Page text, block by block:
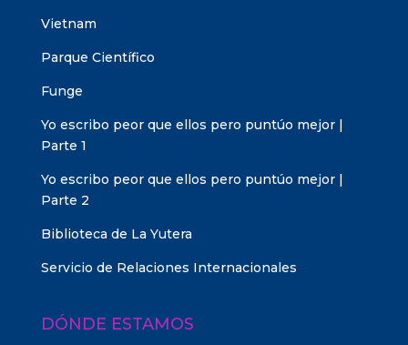
Vietnam
Parque Científico
Funge
Yo escribo peor que ellos pero puntúo mejor |
Parte 1
Yo escribo peor que ellos pero puntúo mejor |
Parte 2
Biblioteca de La Yutera
Servicio de Relaciones Internacionales
DÓNDE ESTAMOS